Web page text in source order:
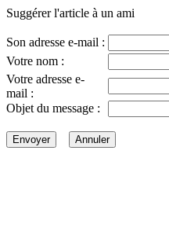
Suggérer l'article à un ami
Son adresse e-mail :
Votre nom :
Votre adresse e-
mail :
Objet du message :